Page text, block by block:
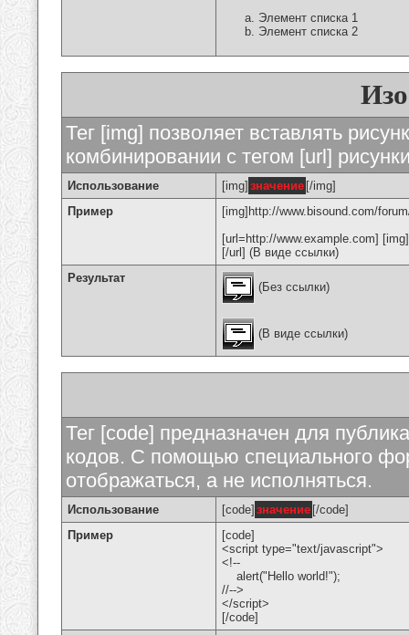
Элемент списка 1
Элемент списка 2
Тег [img] позволяет вставлять
комбинировании с тегом [url]
Использование [img] значение [/img]
Пример
[img]http://www.bisound.com/
[url=http://www.example.com]
[/url] (В виде ссылки)
Результат
(Без ссылки)
(В виде ссылки)
Тег [code] предназначен для
кодов. С помощью специального
отображаться, а не исполняться.
Использование [code] значение [/code]
Пример
[code]
<script type="text/javascript">
<!--
alert("Hello world!");
//-->
</script>
[/code]